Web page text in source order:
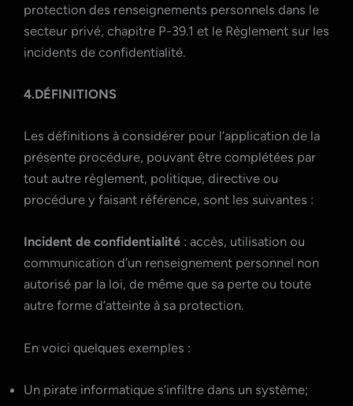
protection des renseignements personnels dans le
secteur privé, chapitre P-39.1 et le Règlement sur les
incidents de confidentialité.
4.DÉFINITIONS
Les définitions à considérer pour l’application de la
présente procédure, pouvant être complétées par
tout autre règlement, politique, directive ou
procédure y faisant référence, sont les suivantes :
Incident de confidentialité : accès, utilisation ou
communication d’un renseignement personnel non
autorisé par la loi, de même que sa perte ou toute
autre forme d’atteinte à sa protection.
En voici quelques exemples :
Un pirate informatique s’infiltre dans un système;